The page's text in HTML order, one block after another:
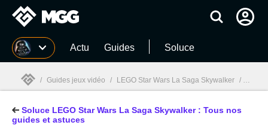
MGG Actu Guides Soluce
MGG
/ Guides jeux vidéo / LEGO Star Wars La Saga Skywalker /
Soluce LEGO Star Wars La Saga Skywalker : Tous nos
guides et astuces